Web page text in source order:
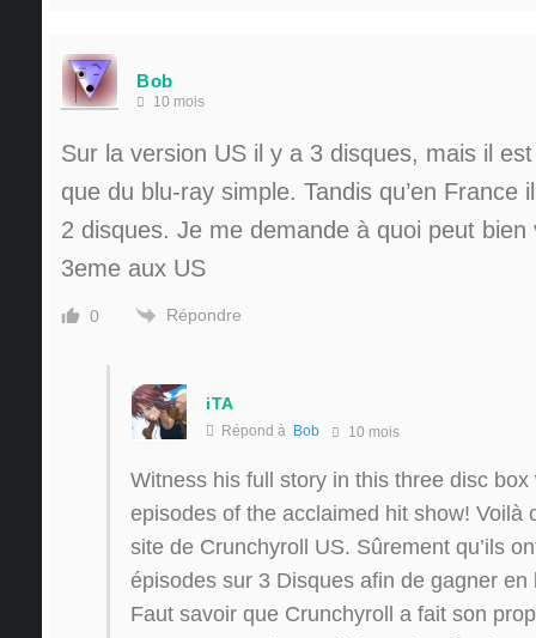
Bob
10 mois
Sur la version US il y a 3 disques, mais il est
que du blu-ray simple. Tandis qu’en France
2 disques. Je me demande à quoi peut bien
3eme aux US
0 Répondre
iTA
Répond à Bob 10 mois
Witness his full story in this three disc
episodes of the acclaimed hit show! Voilà
site de Crunchyroll US. Sûrement qu’ils
épisodes sur 3 Disques afin de gagner
Faut savoir que Crunchyroll a fait son